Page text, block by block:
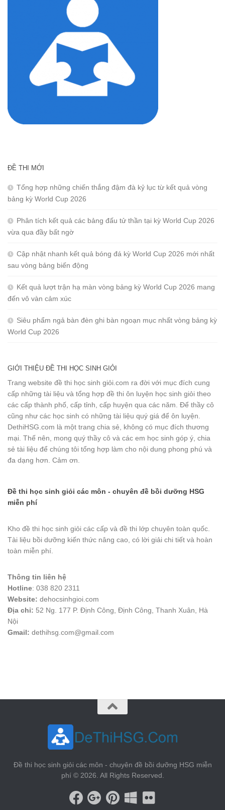
ĐỀ THI MỚI
Tổng hợp những chiến thắng đậm đà kỷ lục từ kết quả vòng
bảng kỳ World Cup 2026
Phân tích kết quả các bảng đấu tử thần tại kỳ World Cup 2026
vừa qua đầy bất ngờ
Cập nhật nhanh kết quả bóng đá kỳ World Cup 2026 mới nhất
sau vòng bảng biến động
Kết quả lượt trận hạ màn vòng bảng kỳ World Cup 2026 mang
đến vô vàn cảm xúc
Siêu phẩm ngả bàn đèn ghi bàn ngoạn mục nhất vòng bảng kỳ
World Cup 2026
GIỚI THIỆU ĐỀ THI HỌC SINH GIỎI
Trang website đề thi học sinh giỏi.com ra đời với mục đích cung
cấp những tài liệu và tổng hợp đề thi ôn luyện học sinh giỏi theo
các cấp thành phố, cấp tỉnh, cấp huyện qua các năm. Để thầy cô
cũng như các học sinh có những tài liệu quý giá để ôn luyện.
DethiHSG.com là một trang chia sẻ, không có mục đích thương
mại. Thế nên, mong quý thầy cô và các em học sinh góp ý, chia
sẻ tài liệu để chúng tôi tổng hợp làm cho nội dung phong phú và
đa dạng hơn. Cảm ơn.
Đề thi học sinh giỏi các môn - chuyên đề bồi dưỡng HSG
miễn phí
Kho đề thi học sinh giỏi các cấp và đề thi lớp chuyên toàn quốc.
Tài liệu bồi dưỡng kiến thức nâng cao, có lời giải chi tiết và hoàn
toàn miễn phí.
Thông tin liên hệ
Hotline: 038 820 2311
Website: dehocsinhgioi.com
Địa chỉ: 52 Ng. 177 P. Định Công, Định Công, Thanh Xuân, Hà
Nội
Gmail: dethihsg.com@gmail.com
Đề thi học sinh giỏi các môn - chuyên đề bồi dưỡng HSG miễn
phí © 2026. All Rights Reserved.